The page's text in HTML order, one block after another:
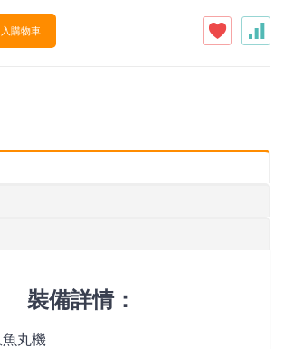
購物車
裝備詳情：
魚丸機